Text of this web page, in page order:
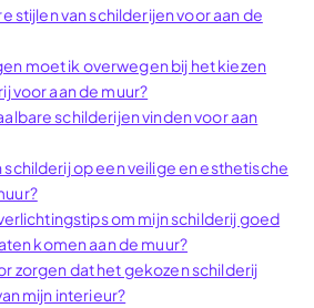
stijlen van schilderijen voor aan de
moet ik overwegen bij het kiezen
voor aan de muur?
schilderijen vinden voor aan
schilderij op een veilige en esthetische
om mijn schilderij goed
komen aan de muur?
zorgen dat het gekozen schilderij
mijn interieur?